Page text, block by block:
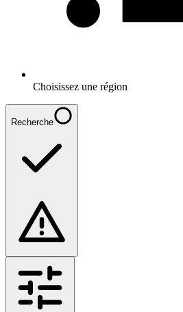
Choisissez une région
Recherche